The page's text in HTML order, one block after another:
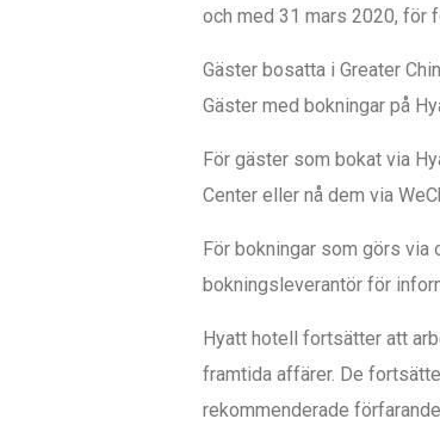
och med 31 mars 2020, för
Gäster bosatta i Greater
Gäster med bokningar på
För gäster som bokat via
Center eller nå dem via
För bokningar som görs via
bokningsleverantör för
Hyatt hotell fortsätter att
framtida affärer. De
rekommenderade